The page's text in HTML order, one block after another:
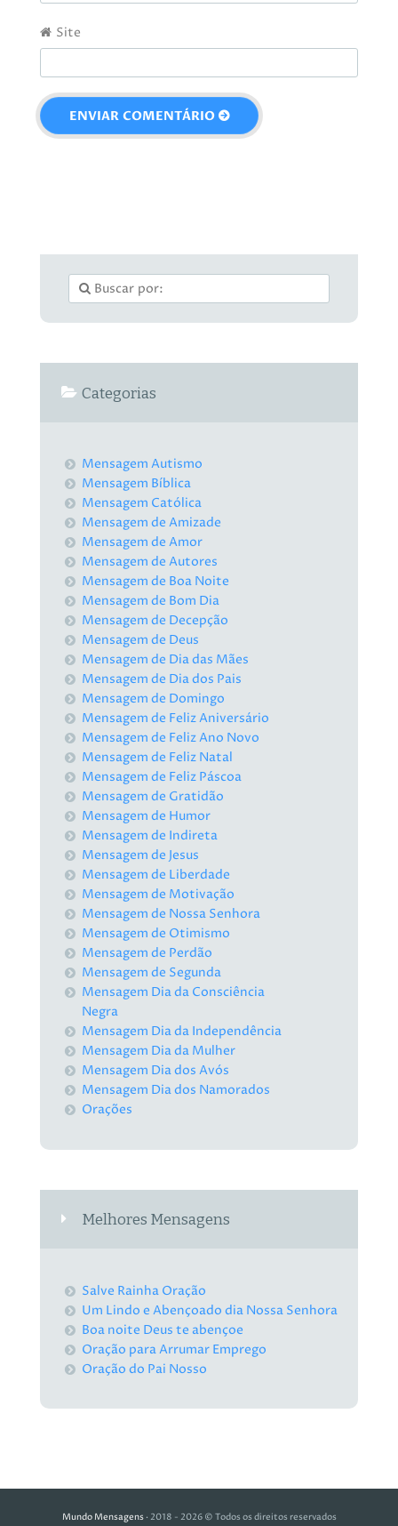
Site
Categorias
Mensagem Autismo
Mensagem Bíblica
Mensagem Católica
Mensagem de Amizade
Mensagem de Amor
Mensagem de Autores
Mensagem de Boa Noite
Mensagem de Bom Dia
Mensagem de Decepção
Mensagem de Deus
Mensagem de Dia das Mães
Mensagem de Dia dos Pais
Mensagem de Domingo
Mensagem de Feliz Aniversário
Mensagem de Feliz Ano Novo
Mensagem de Feliz Natal
Mensagem de Feliz Páscoa
Mensagem de Gratidão
Mensagem de Humor
Mensagem de Indireta
Mensagem de Jesus
Mensagem de Liberdade
Mensagem de Motivação
Mensagem de Nossa Senhora
Mensagem de Otimismo
Mensagem de Perdão
Mensagem de Segunda
Mensagem Dia da Consciência
Negra
Mensagem Dia da Independência
Mensagem Dia da Mulher
Mensagem Dia dos Avós
Mensagem Dia dos Namorados
Orações
Melhores Mensagens
Salve Rainha Oração
Um Lindo e Abençoado dia Nossa Senhora
Boa noite Deus te abençoe
Oração para Arrumar Emprego
Oração do Pai Nosso
Mundo Mensagens· 2018 - 2026 © Todos os direitos reservados